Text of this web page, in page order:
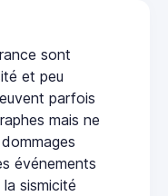
sont
et peu
parfois
mais ne
événements
sismicité